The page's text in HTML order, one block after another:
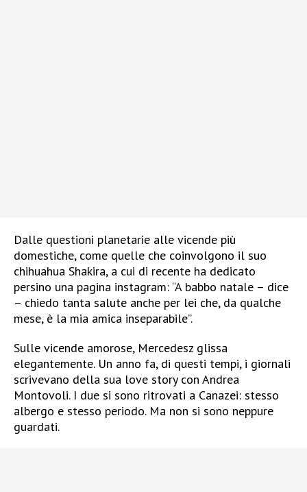
Dalle questioni planetarie alle vicende più
domestiche, come quelle che coinvolgono il suo
chihuahua Shakira, a cui di recente ha dedicato
persino una pagina instagram: “A babbo natale – dice
– chiedo tanta salute anche per lei che, da qualche
mese, è la mia amica inseparabile”.
Sulle vicende amorose, Mercedesz glissa
elegantemente. Un anno fa, di questi tempi, i giornali
scrivevano della sua love story con Andrea
Montovoli. I due si sono ritrovati a Canazei: stesso
albergo e stesso periodo. Ma non si sono neppure
guardati.